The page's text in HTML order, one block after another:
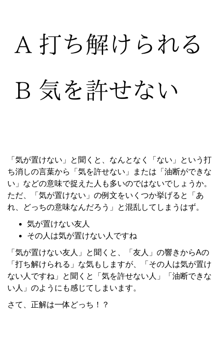
「気が置けない」と聞くと、なんとなく「ない」という打
ち消しの言葉から「気を許せない」または「油断ができな
い」などの意味で捉えた人も多いのではないでしょうか。
ただ、「気が置けない」の例文をいくつか挙げると「あ
れ、どっちの意味なんだろう」と混乱してしまうはず。
気が置けない友人
その人は気が置けない人ですね
「気が置けない友人」と聞くと、「友人」の響きからAの
「打ち解けられる」な気もしますが、「その人は気が置け
ない人ですね」と聞くと「気を許せない人」「油断できな
い人」のようにも感じてしまいます。
さて、正解は一体どっち！？